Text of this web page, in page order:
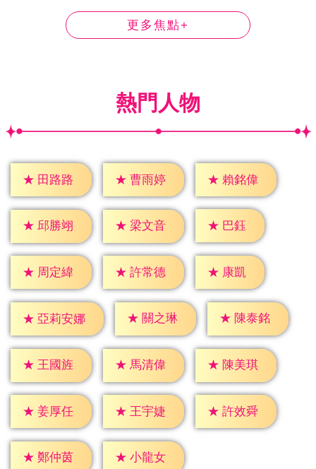
更多焦點+
熱門人物
★ 田路路 ★ 曹雨婷 ★ 賴銘偉
★ 邱勝翊 ★ 梁文音 ★ 巴鈺
★ 周定緯 ★ 許常德 ★ 康凱
★ 亞莉安娜 ★ 關之琳 ★ 陳泰銘
★ 王國旌 ★ 馬清偉 ★ 陳美琪
★ 姜厚任 ★ 王宇婕 ★ 許效舜
★ 鄭仲茵 ★ 小龍女